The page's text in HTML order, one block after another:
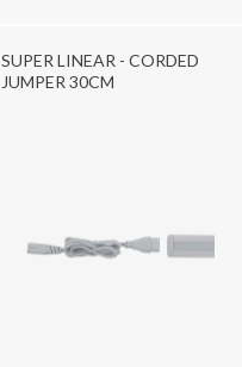
SUPER LINEAR - CORDED
JUMPER 30CM